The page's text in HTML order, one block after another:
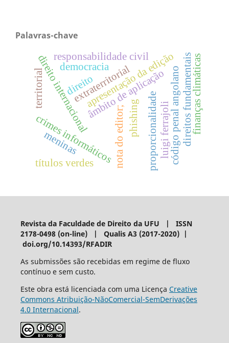
Palavras-chave
direito
direito internacional
nota do editor;
âmbito de aplicação
territorial extraterritorial
apresentação da ediçãodireitos fundamentais
proporcionalidade
phishing código penal angolano
crimes informáticos
responsabilidade civil
democracia
luigi ferrajoli
títulos verdes
finanças climáticas
meninas
Revista da Faculdade de Direito da UFU | ISSN
2178-0498 (on-line) | Qualis A3 (2017-2020) |
doi.org/10.14393/RFADIR
As submissões são recebidas em regime de fluxo
contínuo e sem custo.
Este obra está licenciada com uma Licença Creative
Commons Atribuição-NãoComercial-SemDerivações
4.0 Internacional.